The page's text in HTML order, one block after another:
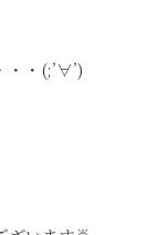
・・(;’∀’)